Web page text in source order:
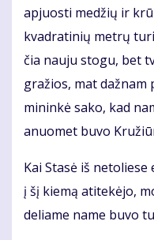
ap­juos­ti me­džių ir
kvad­ra­ti­nių met­rų
čia nau­ju sto­gu, bet
gra­žios, mat daž­nam
mi­nin­kė sa­ko, kad
anuo­met bu­vo
Kai Sta­sė iš
į šį kie­mą ati­te­kė­jo,
de­lia­me na­me bu­vo